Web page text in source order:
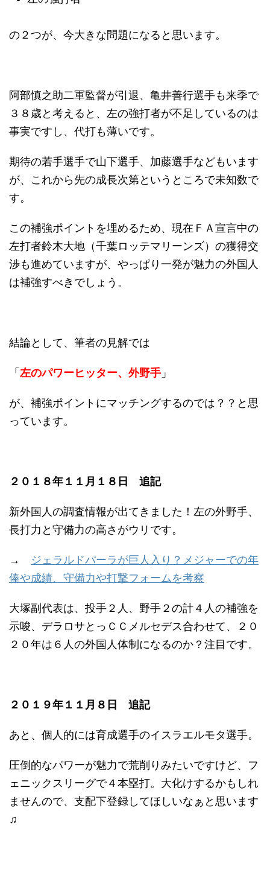
の２つが、今大きな問題になると思います。
阿部慎之助二軍監督が引退、亀井善行選手も来季で
３８歳と考えると、左の強打者が不足しているのは
事実ですし、代打も薄いです。
期待の若手選手で山下選手、加藤選手などもいます
が、これから先の成長次第というところで未知数で
す。
この補強ポイントを埋めるため、現在ＦＡ宣言中の
左打者鈴木大地（千葉ロッテマリーンズ）の獲得交
渉も進めていますが、やっぱり一発が魅力の外国人
は補強すべきでしょう。
結論として、筆者の見解では
「 左のパワーヒッター、外野手 」
が、補強ポイントにマッチングするのでは？？と思
っています。
２０１８年１１月１８日 追記
新外国人の調査情報が出てきました！左の外野手、
長打力と守備力の高さがウリです。
→ ジェラルドパーラが巨人入り？メジャーでの年
俸や成績、守備力や打撃フォームを考察
大塚副代表は、投手２人、野手２の計４人の補強を
示唆、デラロサとっＣＣメルセデス合わせて、２０
２０年は６人の外国人体制になるのか？注目です。
２０１９年１１月８日 追記
あと、個人的には育成選手のイスラエルモタ選手。
圧倒的なパワーが魅力で荒削りみたいですけど、フ
ェニックスリーグで４本塁打。大化けするかもしれ
ませんので、支配下登録してほしいなぁと思います
♫